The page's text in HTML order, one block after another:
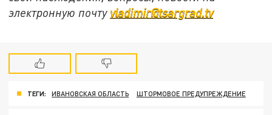
электронную почту vladimir@tsargrad.tv
ТЕГИ: ИВАНОВСКАЯ ОБЛАСТЬ ШТОРМОВОЕ ПРЕДУПРЕЖДЕНИЕ